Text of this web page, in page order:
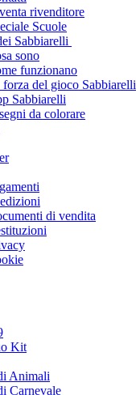
rivenditore
Scuole
Sabbiarelli
sono
funzionano
forza del gioco Sabbiarelli
Sabbiarelli
da colorare
di vendita
Kit
Animali
Carnevale